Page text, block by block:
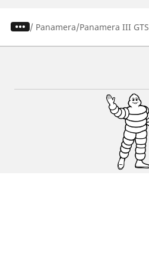
/ Panamera Panamera III GTS